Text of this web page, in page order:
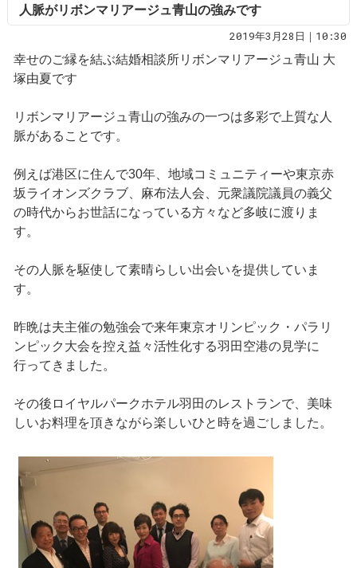
人脈がリボンマリアージュ青山の強みです
2019年3月28日｜10:30
幸せのご縁を結ぶ結婚相談所リボンマリアージュ青山 大
塚由夏です
リボンマリアージュ青山の強みの一つは多彩で上質な人
脈があることです。
例えば港区に住んで30年、地域コミュニティーや東京赤
坂ライオンズクラブ、麻布法人会、元衆議院議員の義父
の時代からお世話になっている方々など多岐に渡りま
す。
その人脈を駆使して素晴らしい出会いを提供していま
す。
昨晩は夫主催の勉強会で来年東京オリンピック・パラリ
ンピック大会を控え益々活性化する羽田空港の見学に
行ってきました。
その後ロイヤルパークホテル羽田のレストランで、美味
しいお料理を頂きながら楽しいひと時を過ごしました。